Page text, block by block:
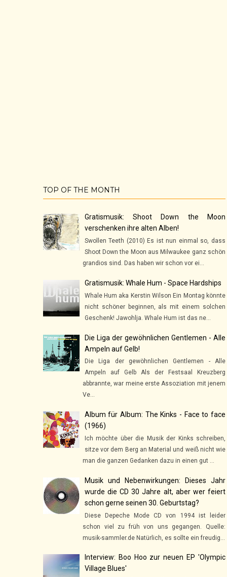
TOP OF THE MONTH
Gratismusik: Shoot Down the Moon
verschenken ihre alten Alben!
Swollen Teeth (2010) Es ist nun einmal so, dass
Shoot Down the Moon aus Milwaukee ganz schön
grandios sind. Das haben wir schon vor ei...
Gratismusik: Whale Hum - Space Hardships
Whale Hum aka Kerstin Wilson Ein Montag könnte
nicht schöner beginnen, als mit einem solchen
Geschenk! Jawohlja. Whale Hum ist das ne...
Die Liga der gewöhnlichen Gentlemen - Alle
Ampeln auf Gelb!
Die Liga der gewöhnlichen Gentlemen - Alle
Ampeln auf Gelb Als der Festsaal Kreuzberg
abbrannte, war meine erste Assoziation mit jenem
Ve...
Album für Album: The Kinks - Face to face
(1966)
Ich möchte über die Musik der Kinks schreiben,
sitze vor dem Berg an Material und weiß nicht wie
man die ganzen Gedanken dazu in einen gut ...
Musik und Nebenwirkungen: Dieses Jahr
wurde die CD 30 Jahre alt, aber wer feiert
schon gerne seinen 30. Geburtstag?
Diese Depeche Mode CD von 1994 ist leider
schon viel zu früh von uns gegangen. Quelle:
musik-sammler.de Natürlich, es sollte ein freudig...
Interview: Boo Hoo zur neuen EP 'Olympic
Village Blues'